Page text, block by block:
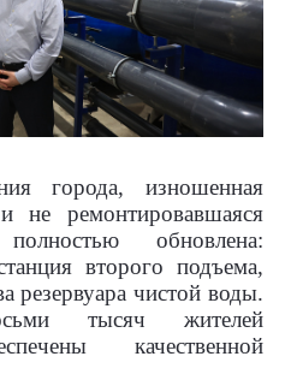
города, изношенная
ремонтировавшаяся
обновлена:
второго подъема,
резервуара чистой воды.
тысяч жителей
качественной